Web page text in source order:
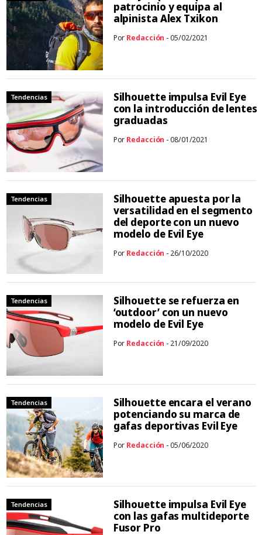
patrocinio y equipa al
alpinista Alex Txikon
Por Redacción - 05/02/2021
Tendencias
Silhouette impulsa Evil Eye
con la introducción de lentes
graduadas
Por Redacción - 08/01/2021
Tendencias
Silhouette apuesta por la
versatilidad en el segmento
del deporte con un nuevo
modelo de Evil Eye
Por Redacción - 26/10/2020
Tendencias
Silhouette se refuerza en
‘outdoor’ con un nuevo
modelo de Evil Eye
Por Redacción - 21/09/2020
Tendencias
Silhouette encara el verano
potenciando su marca de
gafas deportivas Evil Eye
Por Redacción - 05/06/2020
Tendencias
Silhouette impulsa Evil Eye
con las gafas multideporte
Fusor Pro